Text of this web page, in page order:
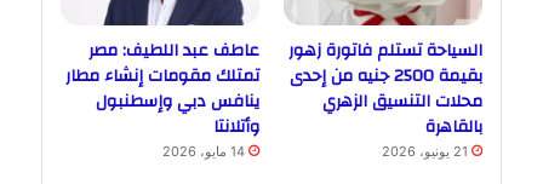
السياحة تستلم فاتورة زهور
بقيمة 2500 جنيه من إحدى
محلات التنسيق الزهري
بالقاهرة
21 يونيو، 2026
عاطف عبد اللطيف: مصر
تمتلك مقومات إنشاء مطار
ينافس دبي وإسطنبول
وأتلانتا
14 مايو، 2026